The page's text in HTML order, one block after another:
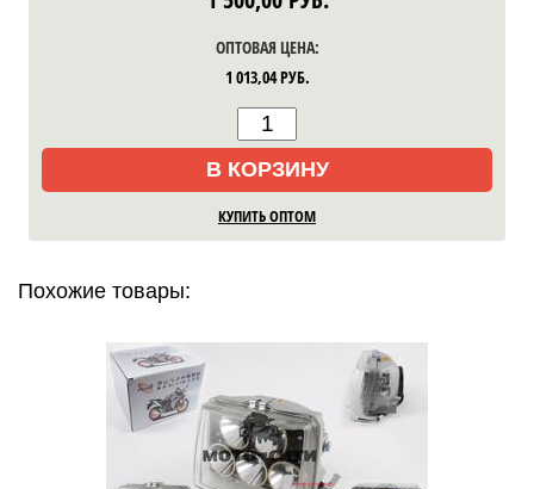
ОПТОВАЯ ЦЕНА:
1 013,04РУБ.
В КОРЗИНУ
КУПИТЬ ОПТОМ
Похожие товары: